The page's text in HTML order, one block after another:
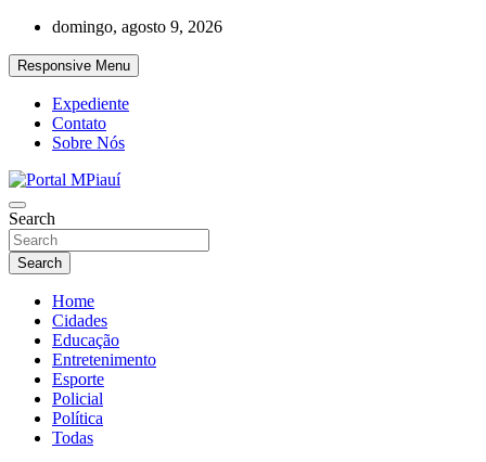
Skip
content
domingo, agosto 9, 2026
Responsive Menu
Expediente
Contato
Sobre Nós
Portal MPiauí
Notícias do Piauí – Teresina – Água Branca e todo Médio Parnaíba
Search
Search
Home
Cidades
Educação
Entretenimento
Esporte
Policial
Política
Todas